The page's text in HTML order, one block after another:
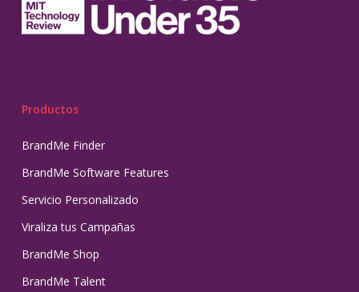
Productos
BrandMe Finder
BrandMe Software Features
Servicio Personalizado
Viraliza tus Campañas
BrandMe Shop
BrandMe Talent